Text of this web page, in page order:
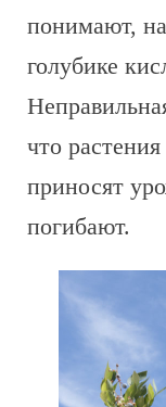
понимают,
голубике
что
приносят
погибают.